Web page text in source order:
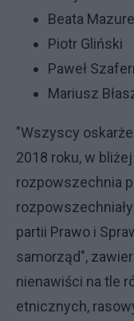
Beata
Piotr Gliński
Paweł
Mariusz
"Wszyscy
2018 roku, w
rozpowszechnia
partii Prawo i
samorząd",
nienawiści na tle
etnicznych,